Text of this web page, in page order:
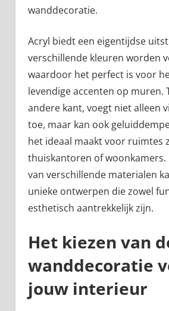
wanddecoratie.
Acryl biedt een eigentijdse
verschillende kleuren worden
waardoor het perfect is voor
levendige accenten op muren.
andere kant, voegt niet alleen
toe, maar kan ook
het ideaal maakt voor ruimtes
thuiskantoren of woonkamers.
van verschillende materialen
unieke ontwerpen die zowel
esthetisch aantrekkelijk zijn.
Het kiezen van
wanddecoratie
jouw interieur